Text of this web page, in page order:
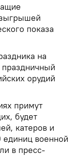
показа
на
орудий
примут
будет
катеров и
военной
в пресс-